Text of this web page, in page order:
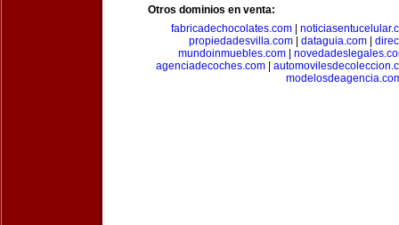
Otros dominios en venta:
fabricadechocolates.com|
propiedadesvilla.com| dataguia.com|
mundoinmuebles.com
agenciadecoches.com